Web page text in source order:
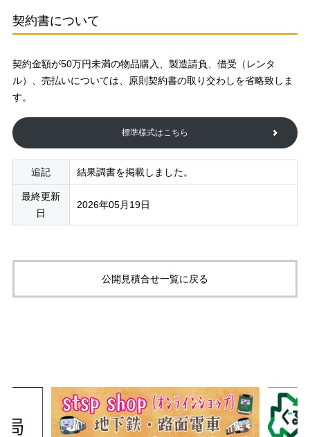
契約書について
契約金額が50万円未満の物品購入、製造請負、借受（レンタ
ル）、売払いについては、原則契約書の取り交わしを省略致しま
す。
標準様式はこちら
追記 結果調書を掲載しました。
最終更新
日
2026年05月19日
公開見積合せ一覧に戻る